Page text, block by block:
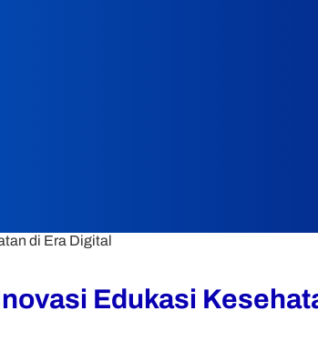
di Era Digital
Edukasi